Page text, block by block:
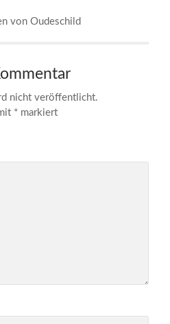
von Oudeschild
nicht veröffentlicht.
* markiert